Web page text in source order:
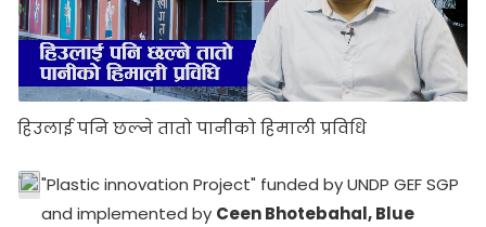
हिउलाई पनि छल्ने तातो पानीको हिमाली प्रविधि
"Plastic innovation Project" funded by UNDP GEF SGP
and implemented by Ceen Bhotebahal, Blue